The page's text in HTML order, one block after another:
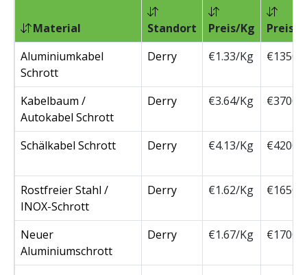
Material Standort Preis/Kg
Preis/
Aluminiumkabel
Schrott
Derry €1.33/Kg €1350/
Kabelbaum /
Autokabel Schrott
Derry €3.64/Kg €3700/
Schälkabel Schrott Derry €4.13/Kg €4200/
Rostfreier Stahl /
INOX-Schrott
Derry €1.62/Kg €1650/
Neuer
Aluminiumschrott
Derry €1.67/Kg €1700/